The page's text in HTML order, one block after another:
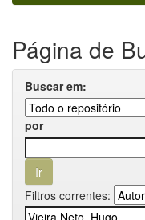
Página de
Buscar em:
por
Filtros correntes: